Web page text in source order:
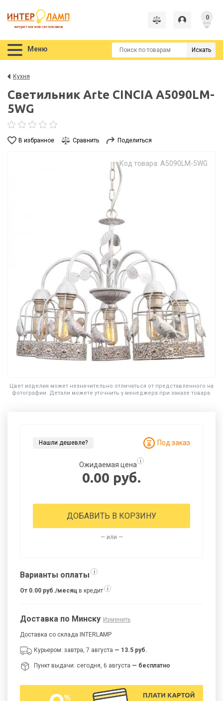
интернет-магазин светильников
0
Меню Искать
Кухня
Светильник Arte CINCIA A5090LM-
5WG
В избранное Сравнить Поделиться
Код товара: A5090LM-5WG
Цвет изделия может незначительно отличаться от представленного на
фотографии. Детали можете уточнить у менеджера при заказе товара.
Нашли дешевле? Под заказ
Ожидаемая цена i
0.00 руб.
ДОБАВИТЬ В КОРЗИНУ
— или —
Варианты оплаты i
От 0.00 руб./месяц в кредит i
Доставка по Минску Изменить
Доставка со склада INTERLAMP
Курьером: завтра, 7 августа — 13.5 руб.
Пункт выдачи: сегодня, 6 августа — бесплатно